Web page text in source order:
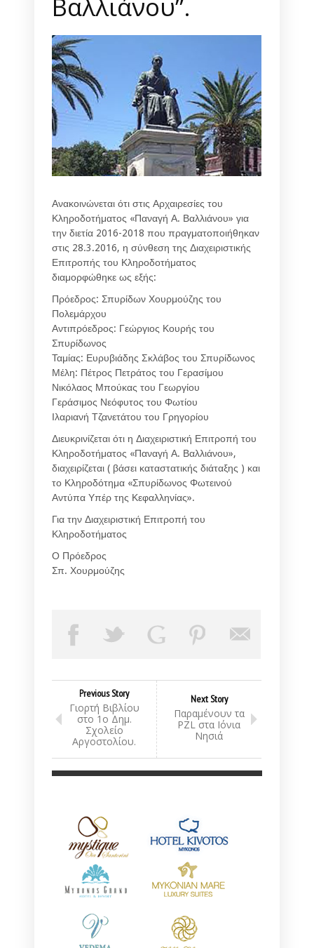
Ανακοινώνεται ότι στις Αρχαιρεσίες του
Κληροδοτήματος «Παναγή Α. Βαλλιάνου» για
την διετία 2016-2018 που πραγματοποιήθηκαν
στις 28.3.2016, η σύνθεση της Διαχειριστικής
Επιτροπής του Κληροδοτήματος
διαμορφώθηκε ως εξής:
Πρόεδρος: Σπυρίδων Χουρμούζης του
Πολεμάρχου
Αντιπρόεδρος: Γεώργιος Κουρής του
Σπυρίδωνος
Ταμίας: Ευρυβιάδης Σκλάβος του Σπυρίδωνος
Μέλη: Πέτρος Πετράτος του Γερασίμου
Νικόλαος Μπούκας του Γεωργίου
Γεράσιμος Νεόφυτος του Φωτίου
Ιλαριανή Τζανετάτου του Γρηγορίου
Διευκρινίζεται ότι η Διαχειριστική Επιτροπή του
Κληροδοτήματος «Παναγή Α. Βαλλιάνου»,
διαχειρίζεται ( βάσει καταστατικής διάταξης ) και
το Κληροδότημα «Σπυρίδωνος Φωτεινού
Αντύπα Υπέρ της Κεφαλληνίας».
Για την Διαχειριστική Επιτροπή του
Κληροδοτήματος
Ο Πρόεδρος
Σπ. Χουρμούζης
Previous Story
Γιορτή Βιβλίου
στο 1ο Δημ.
Σχολείο
Αργοστολίου.
Next Story
Παραμένουν τα
PZL στα Ιόνια
Νησιά